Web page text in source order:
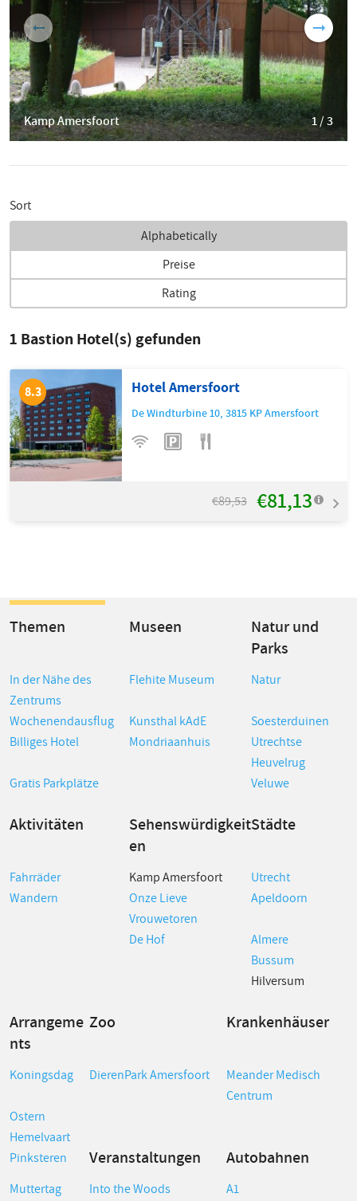
Kamp Amersfoort 1 / 3
Sort
Alphabetically
Preise
Rating
1 Bastion Hotel(s) gefunden
8.3 Hotel Amersfoort
De Windturbine 10,3815 KPAmersfoort
€89,53 €81,13
Themen Museen
Natur und
Parks
In der Nähe des
Zentrums
Flehite Museum Natur
Wochenendausflug Kunsthal kAdE
Soesterduinen
Billiges Hotel
Mondriaanhuis
Utrechtse
Heuvelrug
Gratis Parkplätze
Veluwe
Aktivitäten
Sehenswürdigkeit
en
Städte
Fahrräder Kamp Amersfoort
Utrecht
Wandern
Onze Lieve
Vrouwetoren
Apeldoorn
De Hof
Almere
Bussum
Hilversum
Arrangeme
nts
Zoo Krankenhäuser
Koningsdag DierenPark Amersfoort
Meander Medisch
Centrum
Ostern
Hemelvaart
Pinksteren
Veranstaltungen Autobahnen
Muttertag Into the Woods A1